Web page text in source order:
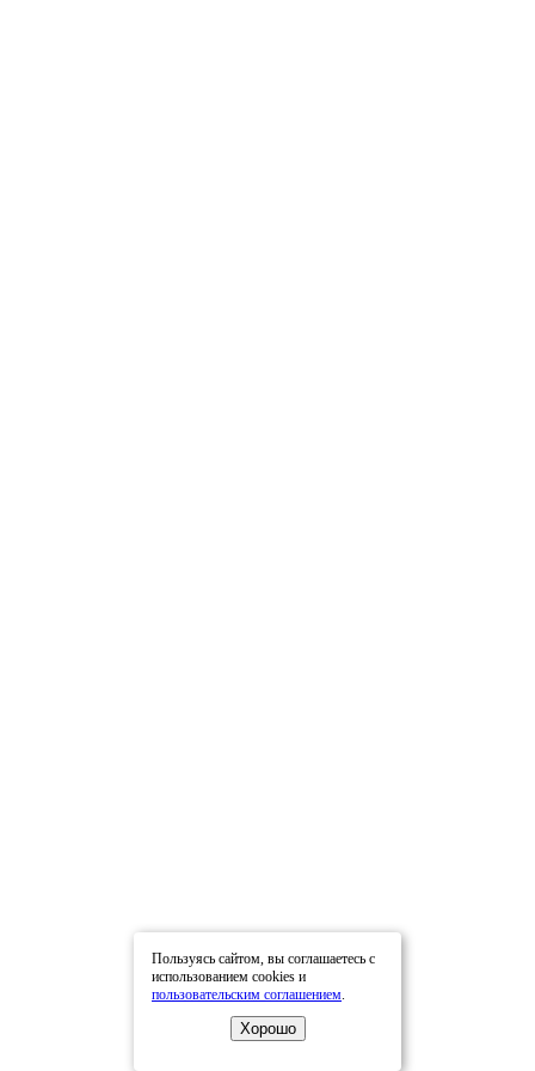
Пользуясь сайтом, вы соглашаетесь с
использованием cookies и
пользовательским соглашением.
Хорошо